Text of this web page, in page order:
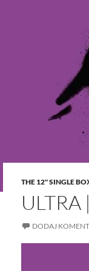
THE 12" SINGLE
ULTRA
DODAJ